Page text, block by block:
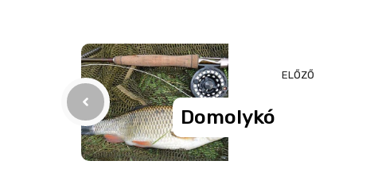
b
o
o
k
n
g
er
e
ELŐZŐ
Domolykó